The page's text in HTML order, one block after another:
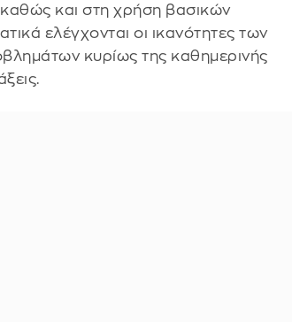
και στη χρήση βασικών
ελέγχονται οι ικανότητες των
κυρίως της καθημερινής